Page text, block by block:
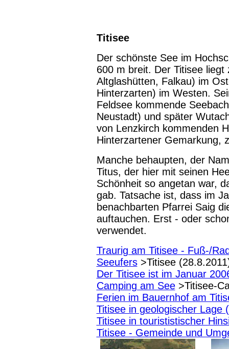
Titisee
Der schönste See im
600 m breit. Der Titisee
Altglashütten, Falkau) im
Hinterzarten) im Westen.
Feldsee kommende
Neustadt) und später
von Lenzkirch kommenden
Hinterzartener Gemarkung,
Manche behaupten, der
Titus, der hier mit seinen
Schönheit so angetan war,
gab. Tatsache ist, dass im
benachbarten Pfarrei Saig
auftauchen. Erst - oder
verwendet.
Traurig am Titisee - Fuß-/
Seeufers>Titisee
Der Titisee ist im Januar
Camping am See>Titisee-
Ferien im Bauernhof am
Titisee in geologischer Lage
Titisee in tourististischer
Titisee - Gemeinde und